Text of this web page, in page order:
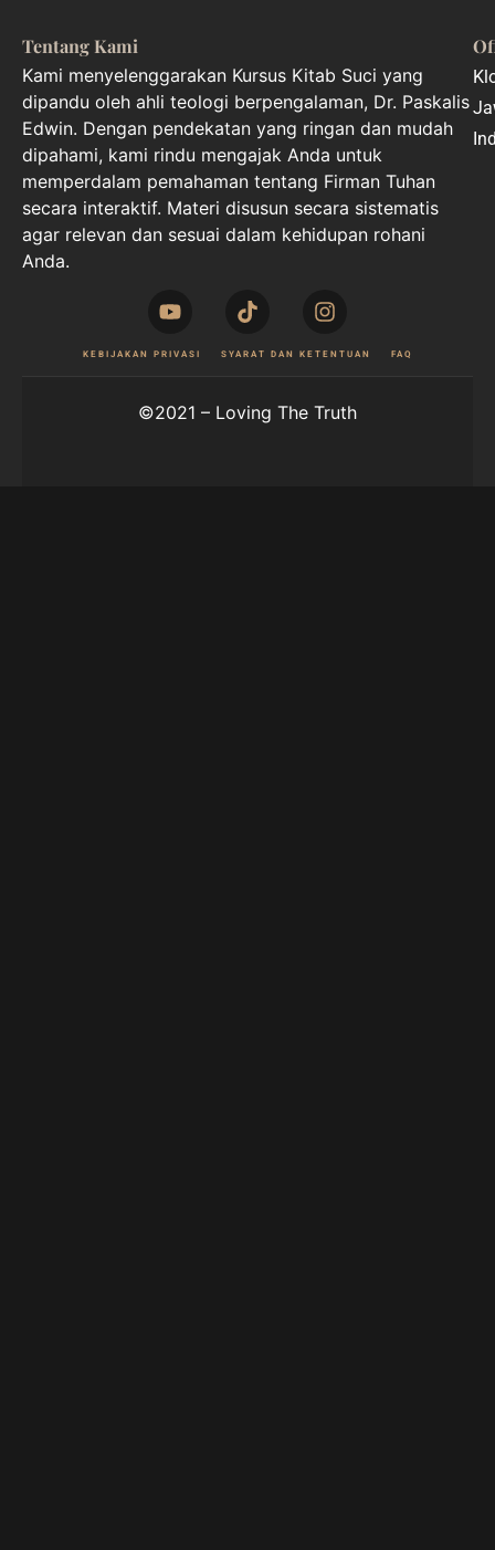
Tentang Kami
Kami menyelenggarakan Kursus Kitab Suci yang
dipandu oleh ahli teologi berpengalaman, Dr. Paskalis
Edwin. Dengan pendekatan yang ringan dan mudah
dipahami, kami rindu mengajak Anda untuk
memperdalam pemahaman tentang Firman Tuhan
secara interaktif. Materi disusun secara sistematis
agar relevan dan sesuai dalam kehidupan rohani
Anda.
KEBIJAKAN PRIVASI SYARAT DAN KETENTUAN FAQ
©2021 – Loving The Truth